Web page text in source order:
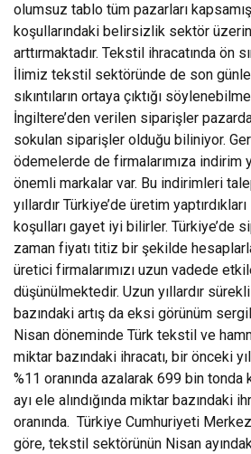
olumsuz tablo tüm pazarları
koşullarındaki belirsizlik sektör
arttırmaktadır. Tekstil ihracatında ön
İlimiz tekstil sektöründe de son
sıkıntıların ortaya çıktığı
İngiltere’den verilen siparişler
sokulan siparişler olduğu biliniyor.
ödemelerde de firmalarımıza indirim
önemli markalar var. Bu indirimleri
yıllardır Türkiye’de üretim
koşulları gayet iyi bilirler. Türkiye’de
zaman fiyatı titiz bir şekilde
üretici firmalarımızı uzun vadede
düşünülmektedir. Uzun yıllardır
bazındaki artış da eksi görünüm
Nisan döneminde Türk tekstil ve
miktar bazındaki ihracatı, bir önceki
%11 oranında azalarak 699 bin tonda
ayı ele alındığında miktar bazındaki
oranında. Türkiye Cumhuriyeti Merkez
göre, tekstil sektörünün Nisan